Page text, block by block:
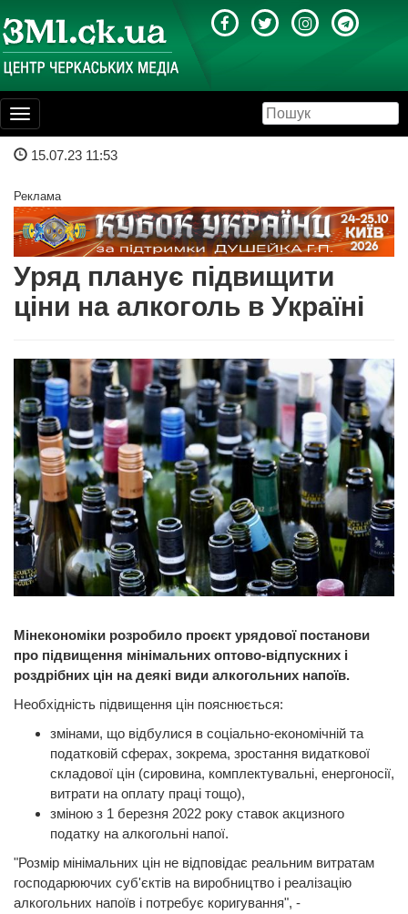
Toggle
navigation
15.07.23 11:53
Реклама
Уряд планує підвищити
ціни на алкоголь в Україні
Мінекономіки розробило проєкт урядової постанови
про підвищення мінімальних оптово-відпускних і
роздрібних цін на деякі види алкогольних напоїв.
Необхідність підвищення цін пояснюється:
змінами, що відбулися в соціально-економічній та
податковій сферах, зокрема, зростання видаткової
складової цін (сировина, комплектувальні, енергоносії,
витрати на оплату праці тощо),
зміною з 1 березня 2022 року ставок акцизного
податку на алкогольні напої.
"Розмір мінімальних цін не відповідає реальним витратам
господарюючих суб'єктів на виробництво і реалізацію
алкогольних напоїв і потребує коригування", -